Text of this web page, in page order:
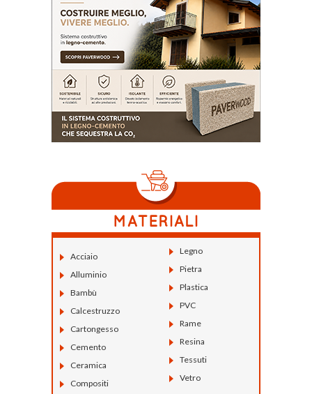
Acciaio
Alluminio
Bambù
Calcestruzzo
Cartongesso
Cemento
Ceramica
Compositi
Legno
Pietra
Plastica
PVC
Rame
Resina
Tessuti
Vetro